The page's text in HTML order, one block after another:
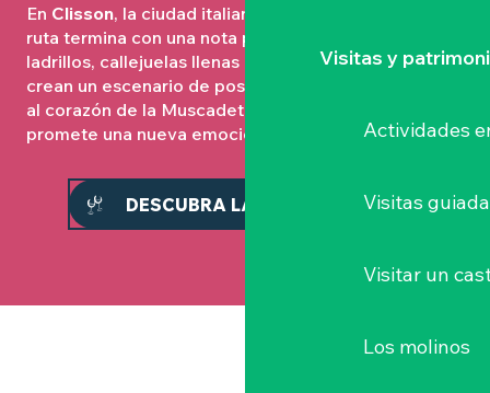
Visitas y
Actividades
Visitas
Visitar un
Los molinos
En Clisson, la ciudad italiana de Vignoble Nantais, la
ruta termina con una nota poética: azulejos y
ladrillos, callejuelas llenas de flores, castillo y río
crean un escenario de postal. Un viaje embriagador
al corazón de la Muscadet, donde cada curva
promete una nueva emoción.
DESCUBRA LA RUTA DEL VINO